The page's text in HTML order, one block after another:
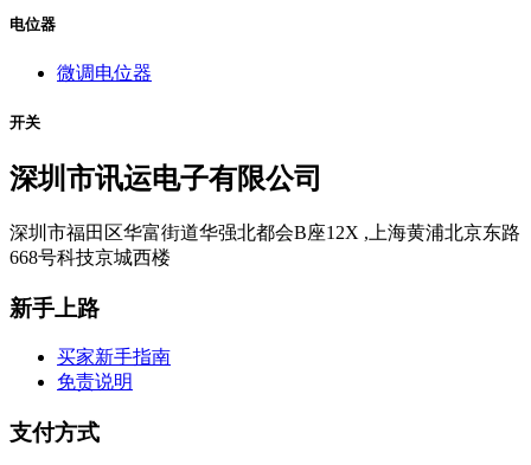
电位器
微调电位器
开关
深圳市讯运电子有限公司
深圳市福田区华富街道华强北都会B座12X ,上海黄浦北京东路
668号科技京城西楼
新手上路
买家新手指南
免责说明
支付方式